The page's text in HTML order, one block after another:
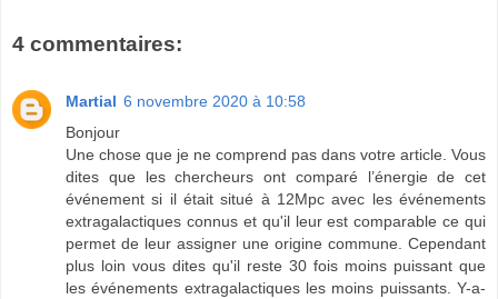
4 commentaires:
Martial 6 novembre 2020 à 10:58
Bonjour
Une chose que je ne comprend pas dans votre article. Vous
dites que les chercheurs ont comparé l’énergie de cet
événement si il était situé à 12Mpc avec les événements
extragalactiques connus et qu'il leur est comparable ce qui
permet de leur assigner une origine commune. Cependant
plus loin vous dites qu'il reste 30 fois moins puissant que
les événements extragalactiques les moins puissants. Y-a-